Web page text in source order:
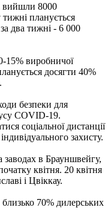
вийшли 8000
планується
два тижні - 6 000
15% виробничої
досягти 40%
безпеки для
COVID-19.
соціальної дистанції
захисту.
в Брауншвейгу,
квітня. 20 квітня
і Цвіккау.
70% дилерських